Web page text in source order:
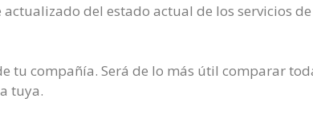
del estado actual de los servicios
tu compañía. Será de lo más útil comparar
tuya.